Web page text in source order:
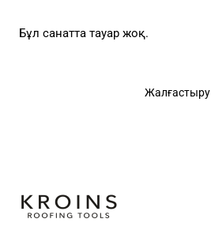
Бұл санатта тауар жоқ.
Жалғастыру